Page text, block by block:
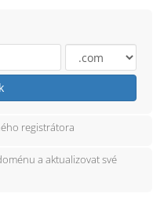
registrátora
a aktualizovat své